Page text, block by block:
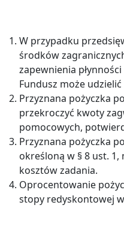
W przypadku
środków
zapewnienia
Fundusz może
Przyznana pożyczka
przekroczyć kwoty
pomocowych,
Przyznana pożyczka
określoną w § 8 ust.
kosztów zadania.
Oprocentowanie
stopy redyskontowej